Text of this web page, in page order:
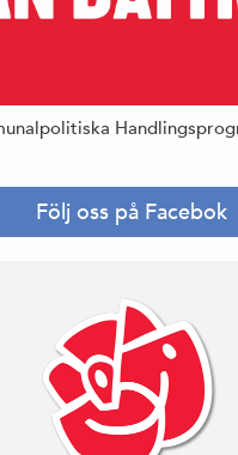
Följ oss på Facebok